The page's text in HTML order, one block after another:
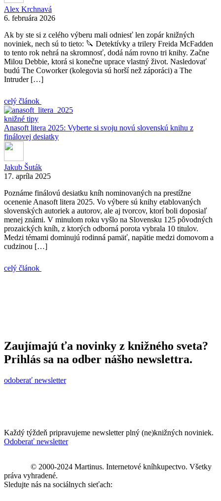
Alex Krchnavá
6. februára 2026
Ak by ste si z celého výberu mali odniesť len zopár knižných
noviniek, nech sú to tieto: 🔪 Detektívky a trilery Freida McFadden
to tento rok nehrá na skromnosť, dodá nám rovno tri knihy. Začne
Milou Debbie, ktorá si konečne uprace vlastný život. Nasledovať
budú The Coworker (kolegovia sú horší než záporáci) a The
Intruder […]
celý článok
knižné tipy
Anasoft litera 2025: Vyberte si svoju novú slovenskú knihu z
finálovej desiatky
Jakub Šuták
17. apríla 2025
Poznáme finálovú desiatku kníh nominovaných na prestížne
ocenenie Anasoft litera 2025. Vo výbere sú knihy etablovaných
slovenských autoriek a autorov, ale aj tvorcov, ktorí boli doposiaľ
menej známi. V minulom roku vyšlo na Slovensku 125 pôvodných
prozaických kníh, z ktorých odborná porota vybrala 10 titulov.
Medzi témami dominujú rodinná pamäť, napätie medzi domovom a
cudzinou […]
celý článok
Zaujímajú ťa novinky z knižného sveta?
Prihlás sa na odber nášho newslettra.
odoberať newsletter
Každý týždeň pripravujeme newsletter plný (ne)knižných noviniek.
Odoberať newsletter
© 2000-2024 Martinus. Internetové kníhkupectvo. Všetky
práva vyhradené.
Sledujte nás na sociálnych sieťach: